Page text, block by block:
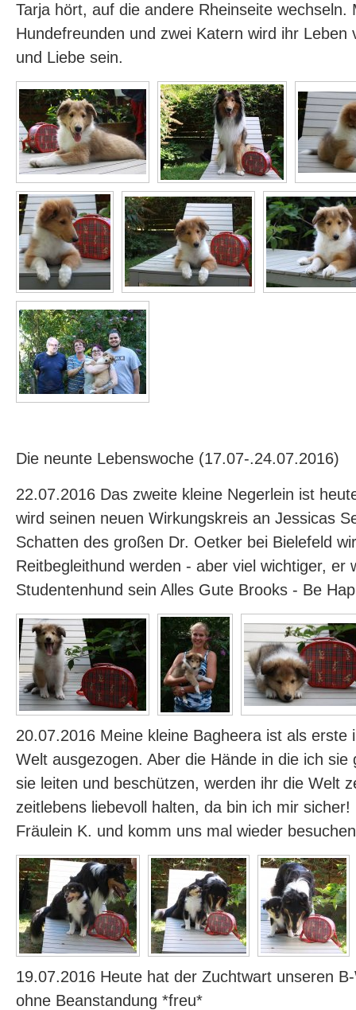
Tarja hört, auf die andere Rheinseite wechseln.
Hundefreunden und zwei Katern wird ihr Leben
und Liebe sein.
Die neunte Lebenswoche (17.07-.24.07.2016)
22.07.2016 Das zweite kleine Negerlein ist
wird seinen neuen Wirkungskreis an Jessicas
Schatten des großen Dr. Oetker bei Bielefeld
Reitbegleithund werden - aber viel wichtiger, er
Studentenhund sein Alles Gute Brooks - Be
20.07.2016 Meine kleine Bagheera ist als erste
Welt ausgezogen. Aber die Hände in die ich sie
sie leiten und beschützen, werden ihr die Welt
zeitlebens liebevoll halten, da bin ich mir
Fräulein K. und komm uns mal wieder
19.07.2016 Heute hat der Zuchtwart unseren
ohne Beanstandung *freu*